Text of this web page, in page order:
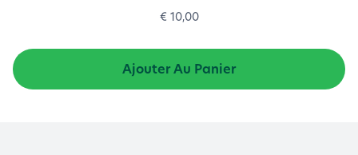
€ 10,00
Ajouter Au Panier